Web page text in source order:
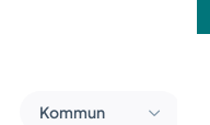
Kommun